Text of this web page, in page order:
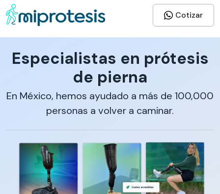
Cotizar
Especialistas en prótesis
de pierna
En México, hemos ayudado a más de 100,000
personas a volver a caminar.